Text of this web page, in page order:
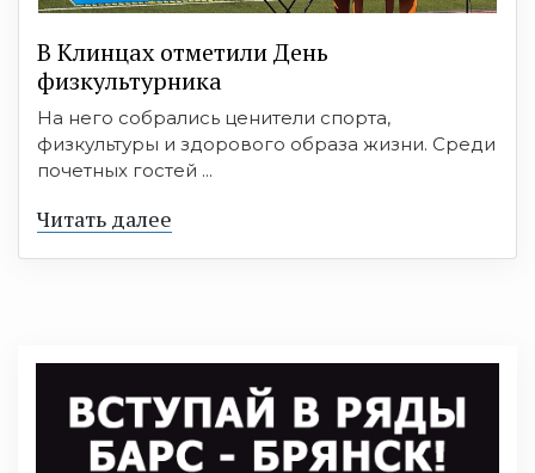
В Клинцах отметили День
физкультурника
На него собрались ценители спорта,
физкультуры и здорового образа жизни. Среди
почетных гостей ...
Читать далее